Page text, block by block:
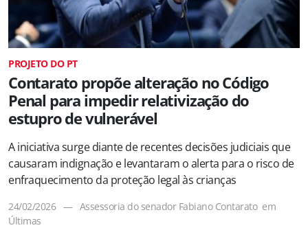
PROJETO DO PT
Contarato propõe alteração no Código
Penal para impedir relativização do
estupro de vulnerável
A iniciativa surge diante de recentes decisões judiciais que
causaram indignação e levantaram o alerta para o risco de
enfraquecimento da proteção legal às crianças
24/02/2026 — Assessoria do senador Fabiano Contarato em
Últimas